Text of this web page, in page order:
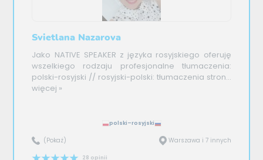
Svietlana Nazarova
Jako NATIVE SPEAKER z języka rosyjskiego oferuję
wszelkiego rodzaju profesjonalne tłumaczenia:
polski-rosyjski // rosyjski-polski: tłumaczenia stron...
więcej »
polski–rosyjski
(Pokaż) Warszawa i 7 innych
28 opinii